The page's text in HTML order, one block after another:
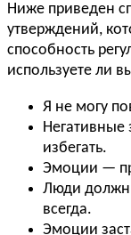
Ниже приведен
утверждений,
способность
используете ли
Я не могу
Негативные
избегать.
Эмоции —
Люди
всегда.
Эмоции